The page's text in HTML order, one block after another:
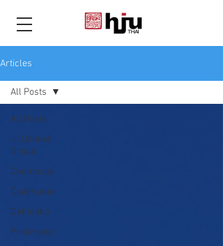
THAI
Articles
All Posts
H.J.Unkel
Group
Chemicals
Coatmaster
DeFelsko
Protimeter
All Posts